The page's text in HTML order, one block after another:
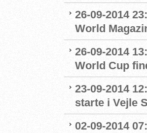
26-09-2014
World
26-09-2014
World Cup
23-09-2014
starte i Vejle
02-09-2014